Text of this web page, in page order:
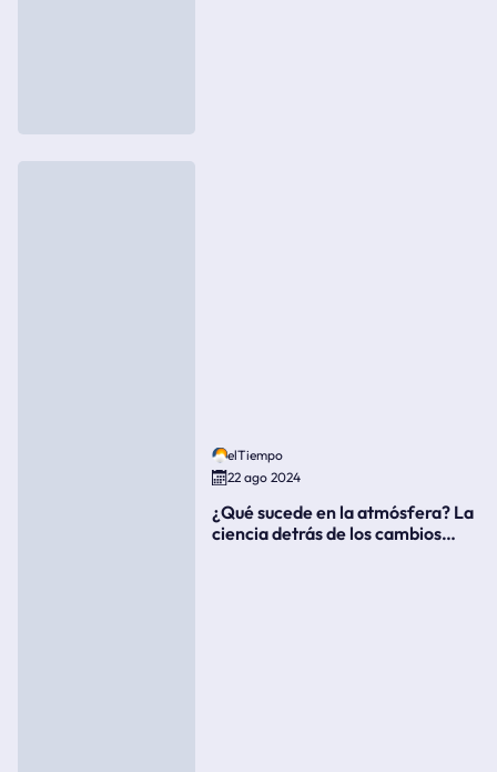
elTiempo
22 ago 2024
¿Qué sucede en la atmósfera? La
ciencia detrás de los cambios